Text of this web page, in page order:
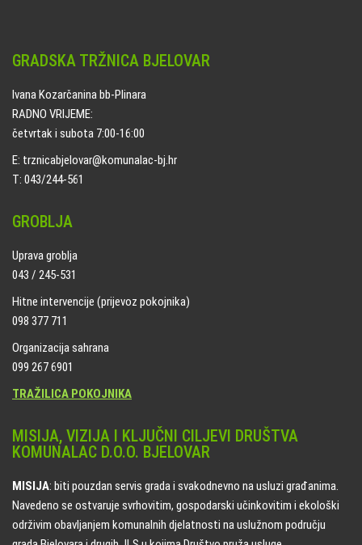
GRADSKA TRŽNICA BJELOVAR
Ivana Kozarčanina bb-Plinara
RADNO VRIJEME:
četvrtak i subota 7:00-16:00
E: trznicabjelovar@komunalac-bj.hr
T: 043/244-561
GROBLJA
Uprava groblja
043 / 245-531
Hitne intervencije (prijevoz pokojnika)
098 377 711
Organizacija sahrana
099 267 6901
TRAŽILICA POKOJNIKA
MISIJA, VIZIJA I KLJUČNI CILJEVI DRUŠTVA
KOMUNALAC D.O.O. BJELOVAR
MISIJA: biti pouzdan servis grada i svakodnevno na usluzi građanima.
Navedeno se ostvaruje svrhovitim, gospodarski učinkovitim i ekološki
održivim obavljanjem komunalnih djelatnosti na uslužnom području